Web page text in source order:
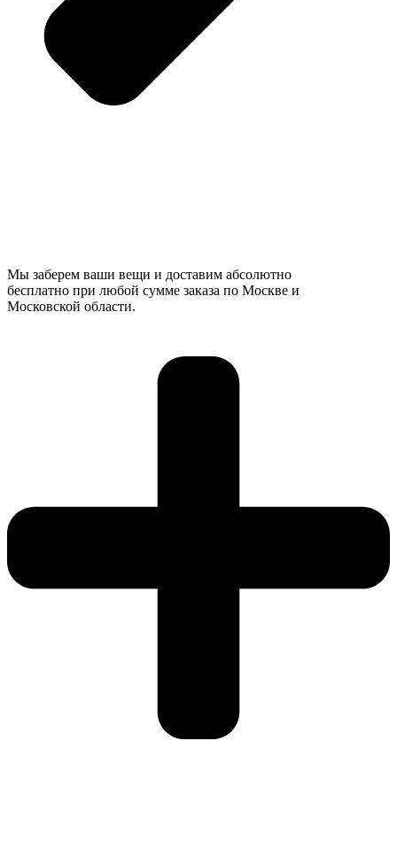
Мы заберем ваши вещи и доставим абсолютно
бесплатно при любой сумме заказа по Москве и
Московской области.